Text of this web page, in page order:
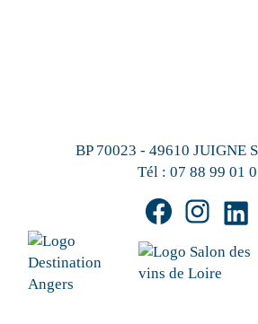
BP 70023 - 49610 JUIGNE
Tél : 07 88 99 01